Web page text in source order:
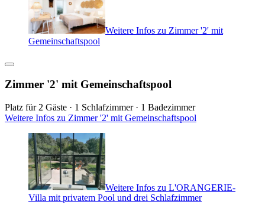
Weitere Infos zu Zimmer '2' mit
Gemeinschaftspool
Zimmer '2' mit Gemeinschaftspool
Platz für 2 Gäste · 1 Schlafzimmer · 1 Badezimmer
Weitere Infos zu Zimmer '2' mit Gemeinschaftspool
Weitere Infos zu L'ORANGERIE-
Villa mit privatem Pool und drei Schlafzimmer